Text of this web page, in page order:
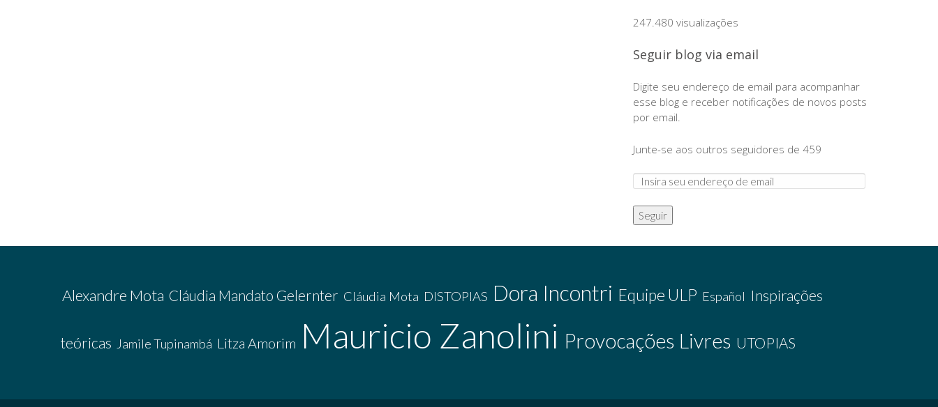
247.480 visualizações
Seguir blog via email
Digite seu endereço de email para acompanhar
esse blog e receber notificações de novos posts
por email.
Junte-se aos outros seguidores de 459
Seguir
Alexandre Mota Cláudia Mandato Gelernter Cláudia Mota DISTOPIAS Dora Incontri Equipe ULP Español Inspirações
teóricas Jamile Tupinambá Litza Amorim Mauricio Zanolini Provocações Livres UTOPIAS